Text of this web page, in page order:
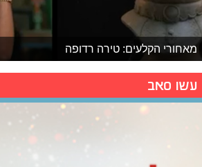
מאחורי הקלעים: טירה רדופה
עשו סאב